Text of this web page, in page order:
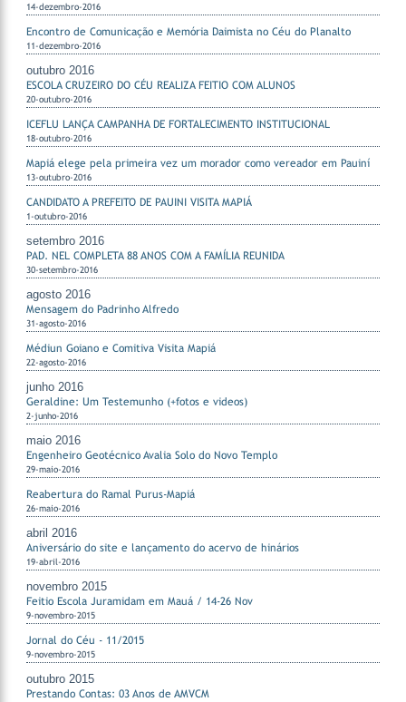
14-dezembro-2016
Encontro de Comunicação e Memória Daimista no Céu do Planalto
11-dezembro-2016
outubro 2016
ESCOLA CRUZEIRO DO CÉU REALIZA FEITIO COM ALUNOS
20-outubro-2016
ICEFLU LANÇA CAMPANHA DE FORTALECIMENTO INSTITUCIONAL
18-outubro-2016
Mapiá elege pela primeira vez um morador como vereador em Pauiní
13-outubro-2016
CANDIDATO A PREFEITO DE PAUINI VISITA MAPIÁ
1-outubro-2016
setembro 2016
PAD. NEL COMPLETA 88 ANOS COM A FAMÍLIA REUNIDA
30-setembro-2016
agosto 2016
Mensagem do Padrinho Alfredo
31-agosto-2016
Médiun Goiano e Comitiva Visita Mapiá
22-agosto-2016
junho 2016
Geraldine: Um Testemunho (+fotos e videos)
2-junho-2016
maio 2016
Engenheiro Geotécnico Avalia Solo do Novo Templo
29-maio-2016
Reabertura do Ramal Purus-Mapiá
26-maio-2016
abril 2016
Aniversário do site e lançamento do acervo de hinários
19-abril-2016
novembro 2015
Feitio Escola Juramidam em Mauá / 14-26 Nov
9-novembro-2015
Jornal do Céu - 11/2015
9-novembro-2015
outubro 2015
Prestando Contas: 03 Anos de AMVCM